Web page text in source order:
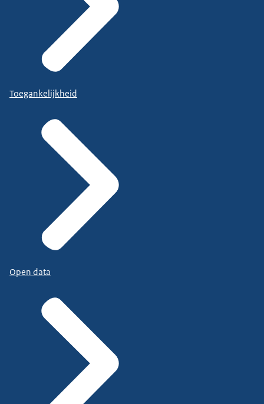
Toegankelijkheid
Open data